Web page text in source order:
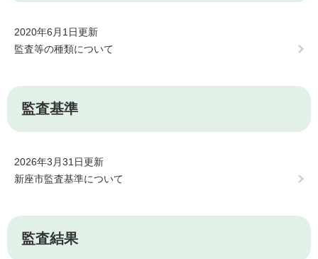
2020年6月1日更新
監査等の種類について
監査基準
2026年3月31日更新
新座市監査基準について
監査結果